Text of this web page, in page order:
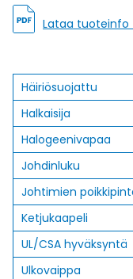
Lataa tuoteinfo
Häiriösuojattu
Halkaisija
Halogeenivapaa
Johdinluku
Johtimien
Ketjukaapeli
UL/CSA hyväksyntä
Ulkovaippa